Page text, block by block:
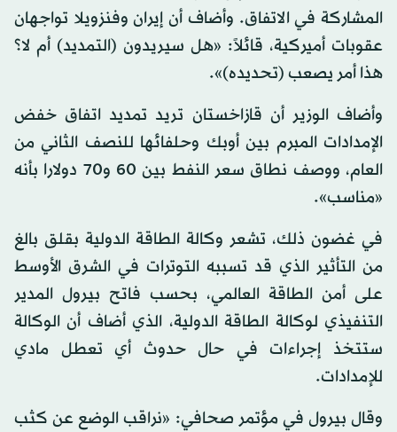
المشاركة في الاتفاق. وأضاف أن إيران وفنزويلا تواجهان
عقوبات أميركية، قائلاً: «هل سيريدون (التمديد) أم لا؟
هذا أمر يصعب (تحديده)».
وأضاف الوزير أن قازاخستان تريد تمديد اتفاق خفض
الإمدادات المبرم بين أوبك وحلفائها للنصف الثاني من
العام، ووصف نطاق سعر النفط بين 60 و70 دولارا بأنه
«مناسب».
في غضون ذلك، تشعر وكالة الطاقة الدولية بقلق بالغ
من التأثير الذي قد تسببه التوترات في الشرق الأوسط
على أمن الطاقة العالمي، بحسب فاتح بيرول المدير
التنفيذي لوكالة الطاقة الدولية، الذي أضاف أن الوكالة
ستتخذ إجراءات في حال حدوث أي تعطل مادي
للإمدادات.
وقال بيرول في مؤتمر صحافي: «نراقب الوضع عن كثب